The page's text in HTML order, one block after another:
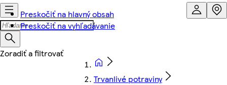
Preskočiť na hlavný obsah
Preskočiť na vyhľadávanie
Trvanlivé potraviny